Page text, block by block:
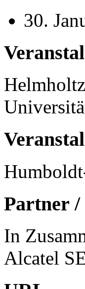
30.
Partner /
In
Alcatel